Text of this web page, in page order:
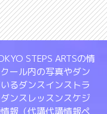
STEPS ARTSの情
ール内の写真やダン
るダンスインストラ
ンスレッスンスケジ
報（代講代講情報ペ